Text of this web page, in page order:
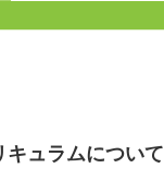
キュラムについて